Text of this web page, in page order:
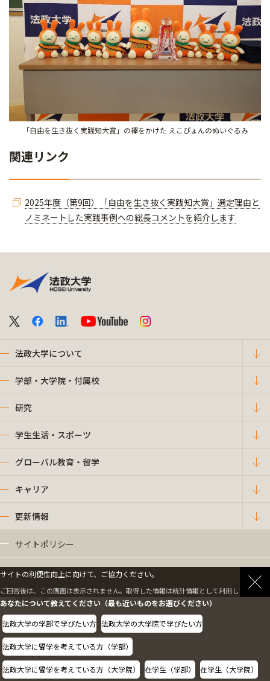
「自由を生き抜く実践知大賞」の襷をかけた えこぴょんのぬいぐるみ
関連リンク
2025年度（第9回）「自由を生き抜く実践知大賞」選定理由と
ノミネートした実践事例への総長コメントを紹介します
法政大学について
学部・大学院・付属校
研究
学生生活・スポーツ
グローバル教育・留学
キャリア
更新情報
サイトポリシー
プライバシーポリシー
情報公開
採用情報
教職員の方へ
サイトの利便性向上に向けて、ご協力ください。
ご回答後は、この画面は表示されません。取得した情報は統計情報として利用します。
あなたについて教えてください（最も近いものをお選びください）
法政大学の学部で学びたい方 法政大学の大学院で学びたい方
法政大学に留学を考えている方（学部）
法政大学に留学を考えている方（大学院） 在学生（学部） 在学生（大学院）